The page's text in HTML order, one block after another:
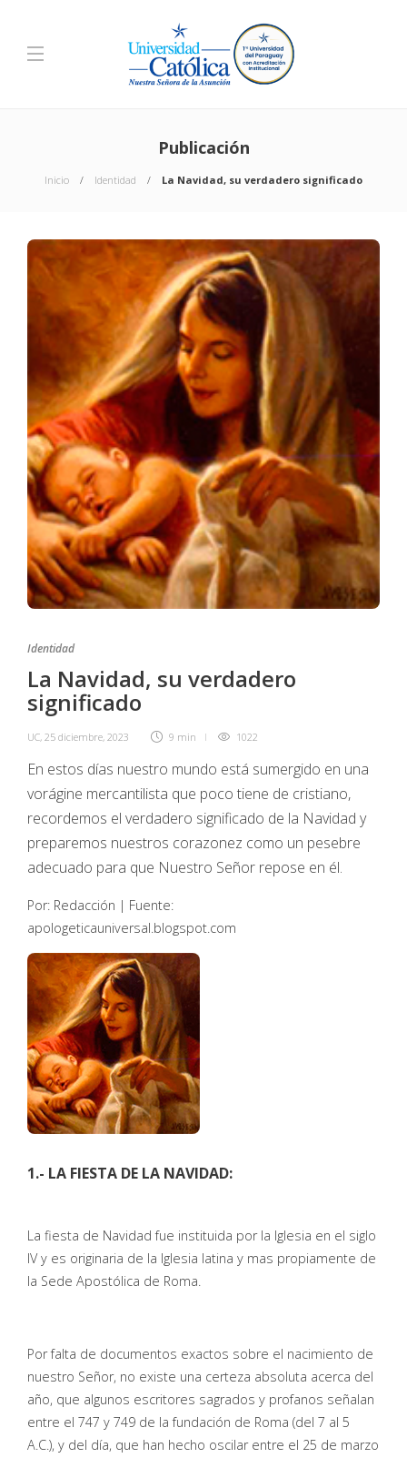
Publicación
Inicio Identidad La Navidad, su verdadero significado
Identidad
La Navidad, su verdadero
significado
UC, 25 diciembre, 2023 9 min 1022
En estos días nuestro mundo está sumergido en una
vorágine mercantilista que poco tiene de cristiano,
recordemos el verdadero significado de la Navidad y
preparemos nuestros corazonez como un pesebre
adecuado para que Nuestro Señor repose en él.
Por: Redacción | Fuente:
apologeticauniversal.blogspot.com
1.- LA FIESTA DE LA NAVIDAD:
La fiesta de Navidad fue instituida por la Iglesia en el siglo
IV y es originaria de la Iglesia latina y mas propiamente de
la Sede Apostólica de Roma.
Por falta de documentos exactos sobre el nacimiento de
nuestro Señor, no existe una certeza absoluta acerca del
año, que algunos escritores sagrados y profanos señalan
entre el 747 y 749 de la fundación de Roma (del 7 al 5
A.C.), y del día, que han hecho oscilar entre el 25 de marzo